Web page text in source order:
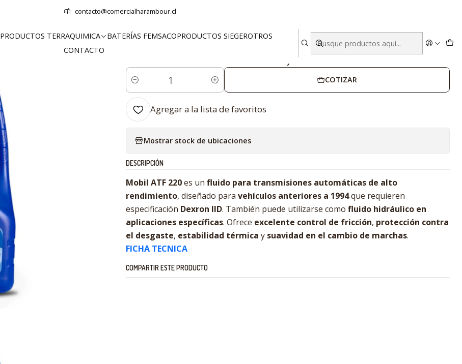
PRODUCTOS TERRAQUIMICA BATERÍAS FEMSACOPRODUCTOS SIEGEROTROS
CONTACTO
contacto@comercialharambour.cl
Productos Mobil™ Lubricantes Mobil ATF 220 4 Litros – Caja 4 Unidades
Mobil ATF 220 4 Litros – Caja 4 Unidades
Cantidad
COTIZAR
Agregar a la lista de favoritos
Mostrar stock de ubicaciones
DESCRIPCIÓN
Mobil ATF 220es un fluido para transmisiones automáticas de alto
rendimiento, diseñado para vehículos anteriores a 1994que requieren
especificación Dexron IID. También puede utilizarse como fluido hidráulico en
aplicaciones específicas. Ofrece excelente control de fricción, protección contra
el desgaste, estabilidad térmica y suavidad en el cambio de marchas.
FICHA TECNICA
COMPARTIR ESTE PRODUCTO